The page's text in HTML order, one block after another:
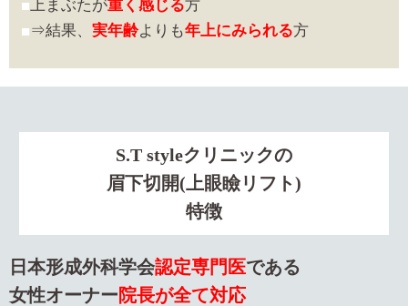
上まぶたが重く感じる方
⇒結果、実年齢よりも年上にみられる方
S.T styleクリニックの
眉下切開(上眼瞼リフト)
特徴
日本形成外科学会認定専門医である
女性オーナー院長が全て対応